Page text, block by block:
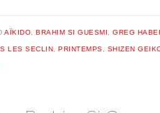
AÏKIDO ,BRAHIM SI GUESMI ,GREG
LES SECLIN ,PRINTEMPS SHIZEN